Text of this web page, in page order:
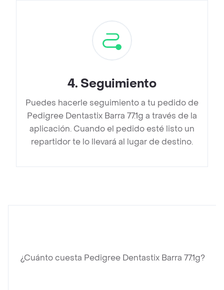
4. Seguimiento
Puedes hacerle seguimiento a tu pedido de
Pedigree Dentastix Barra 77.1g a través de la
aplicación. Cuando el pedido esté listo un
repartidor te lo llevará al lugar de destino.
¿Cuánto cuesta Pedigree Dentastix Barra 77.1g?